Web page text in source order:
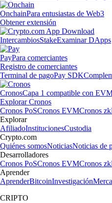
OnchainPara entusiastas de Web3
Obtener extensión
IntercambiosStakeExaminar DApps
PayPara comerciantes
Registro de comerciantes
Terminal de pagoPay SDK
CronosCapa 1 compatible con
Explorar Cronos
Cronos PoSCronos EVMCronos
Explorar
AfiliadoInstitucionesCustodia
Crypto.com
Quiénes somosNoticiasNoticias de
Desarrolladores
Cronos PoSCronos EVMCronos
Aprender
AprenderBitcoinInvestigación
CRIPTO